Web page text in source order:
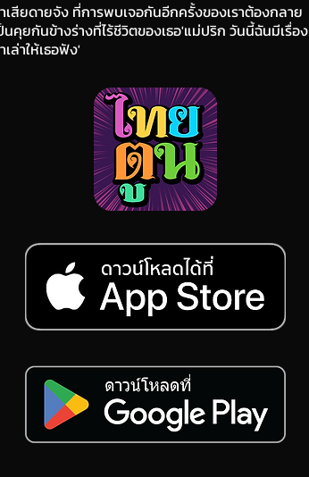
เสียดายจัง ที่การพบเจอกันอีกครั้งของเราต้องกลาย
นคุยกันข้างร่างที่ไร้ชีวิตของเธอ'แม่ปริก วันนี้ฉันมีเรื่อง
เล่าให้เธอฟัง'